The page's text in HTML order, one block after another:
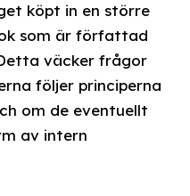
köpt in en större
som är författad
väcker frågor
följer principerna
om de eventuellt
av intern